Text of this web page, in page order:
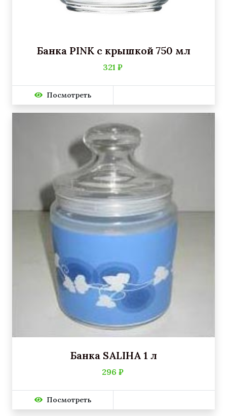
Банка PINK с крышкой 750 мл
321 ₽
Посмотреть
Банка SALIHA 1 л
296 ₽
Посмотреть